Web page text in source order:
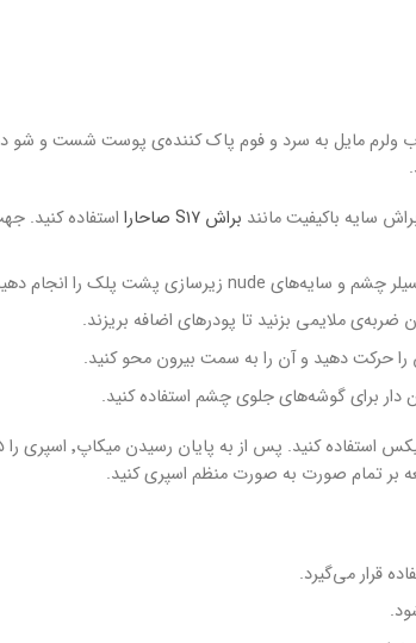
ولرم مایل به سرد و فوم پاک کننده‌ی پوست شست و
سایه باکیفیت مانند براش ‌S17 صاحارا
استفاده کنید.
ملایمی بزنید تا پودر‌های اضافه بریزند.
حرکت دهید و آن را به سمت بیرون محو کنید.
دار برای گوشه‌های جلوی چشم استفاده کنید.
قرار می‌گیرد.